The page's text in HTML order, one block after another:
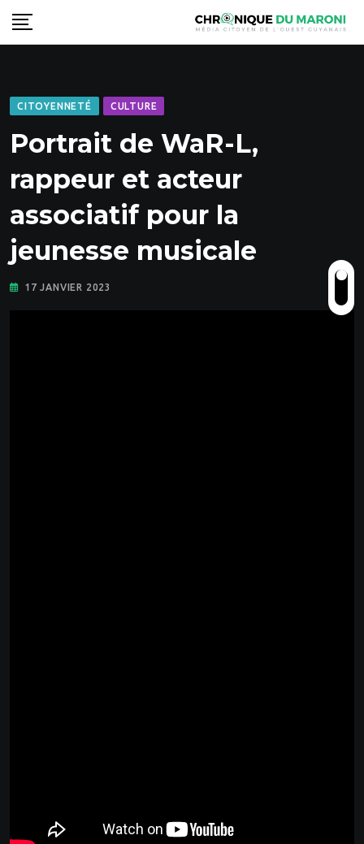
Skip
to
CITOYENNETÉ CULTURE
Portrait de WaR-L,
rappeur et acteur
associatif pour la
jeunesse musicale
17 JANVIER 2023